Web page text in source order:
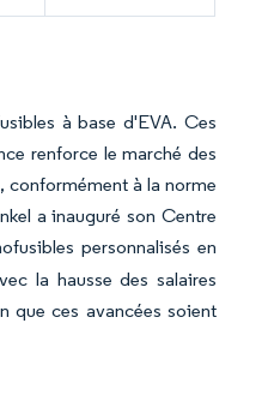
à base d'EVA. Ces
renforce le marché des
conformément à la norme
a inauguré son Centre
personnalisés en
la hausse des salaires
que ces avancées soient